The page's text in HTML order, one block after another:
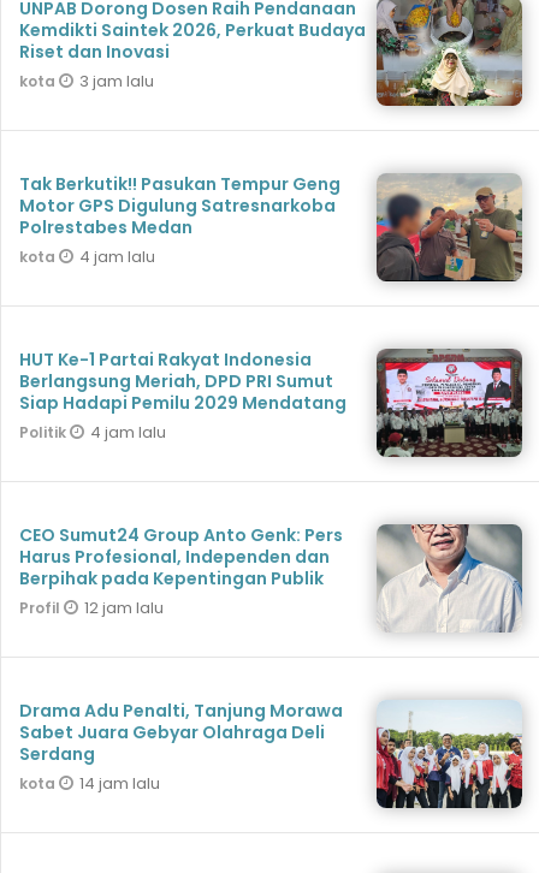
UNPAB Dorong Dosen Raih Pendanaan
Kemdikti Saintek 2026, Perkuat Budaya
Riset dan Inovasi
kota 3 jam lalu
Tak Berkutik!! Pasukan Tempur Geng
Motor GPS Digulung Satresnarkoba
Polrestabes Medan
kota 4 jam lalu
HUT Ke-1 Partai Rakyat Indonesia
Berlangsung Meriah, DPD PRI Sumut
Siap Hadapi Pemilu 2029 Mendatang
Politik 4 jam lalu
CEO Sumut24 Group Anto Genk: Pers
Harus Profesional, Independen dan
Berpihak pada Kepentingan Publik
Profil 12 jam lalu
Drama Adu Penalti, Tanjung Morawa
Sabet Juara Gebyar Olahraga Deli
Serdang
kota 14 jam lalu